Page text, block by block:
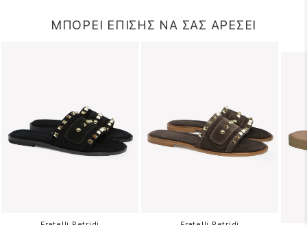
ΜΠΟΡΕΙ ΕΠΙΣΗΣ ΝΑ ΣΑΣ ΑΡΕΣΕΙ